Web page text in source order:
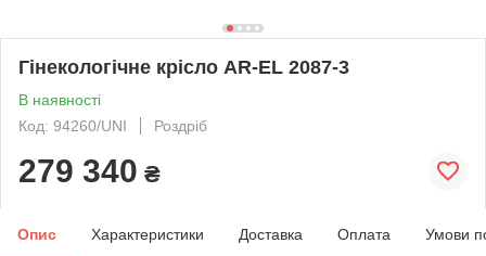
Гінекологічне крісло AR-EL 2087-3
В наявності
Код: 94260/UNI
Роздріб
279 340 ₴
Опис Характеристики Доставка Оплата Умови